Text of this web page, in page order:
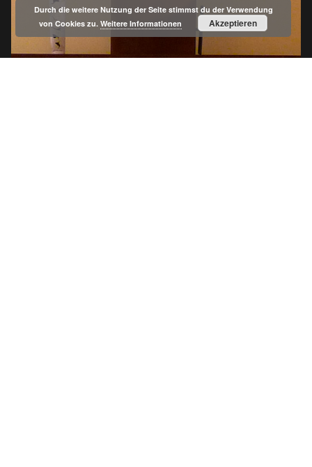
Durch die weitere Nutzung der Seite stimmst du der Verwendung
von Cookies zu.Weitere Informationen Akzeptieren